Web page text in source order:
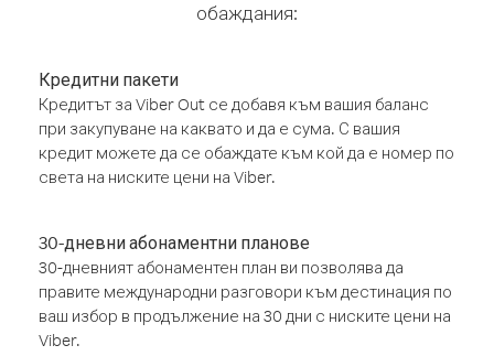
обаждания:
Кредитни пакети
Кредитът за Viber Out се добавя към вашия баланс
при закупуване на каквато и да е сума. С вашия
кредит можете да се обаждате към кой да е номер по
света на ниските цени на Viber.
30-дневни абонаментни планове
30-дневният абонаментен план ви позволява да
правите международни разговори към дестинация по
ваш избор в продължение на 30 дни с ниските цени на
Viber.